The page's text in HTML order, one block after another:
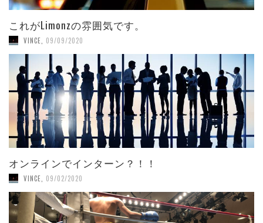
これがLimonzの雰囲気です。
VINCE 09/09/2020
オンラインでインターン？！！
VINCE 09/02/2020